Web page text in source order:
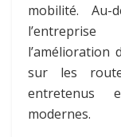
mobilité.
l’amélioration
sur les
entretenus
modernes.